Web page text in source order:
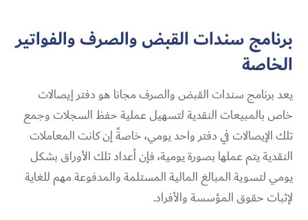
برنامج سندات القبض والصرف والفواتير
الخاصة
يعدبرنامج سندات القبض والصرف مجانا هو دفتر إيصالات
خاص بالمبيعات النقدية لتسهيل عملية حفظ السجلات وجمع
تلك الإيصالات في دفتر واحد يومي، خاصةً إن كانت المعاملات
النقدية يتم عملها بصورة يومية، فإن أعداد تلك الأوراق بشكل
يومي لتسوية المبالغ المالية المستلمة والمدفوعة مهم للغاية
لإثبات حقوق المؤسسة والأفراد.